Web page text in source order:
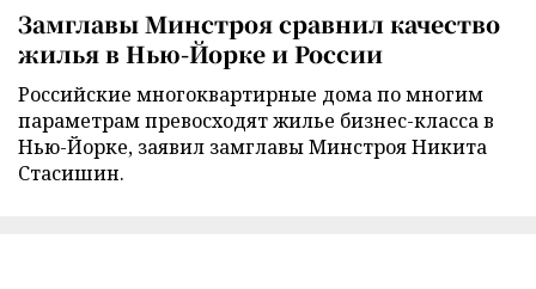
Замглавы Минстроя сравнил качество
жилья в Нью-Йорке и России
Российские многоквартирные дома по многим
параметрам превосходят жилье бизнес-класса в
Нью-Йорке, заявил замглавы Минстроя Никита
Стасишин.